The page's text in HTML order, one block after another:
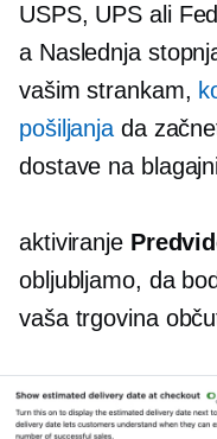
USPS, UPS ali
a Naslednja
vašim strankam,
pošiljanja da
dostave na
aktiviranje
obljubljamo, da
vaša trgovina